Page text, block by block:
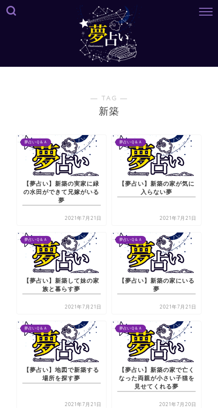
― TAG ―
新築
夢占いＱ＆Ａ
【夢占い】新築の実家に緑
の水田ができて兄嫁がいる
夢
2021年7月21日
夢占いＱ＆Ａ
【夢占い】新築の家が気に
入らない夢
2021年7月21日
夢占いＱ＆Ａ
【夢占い】新築して妹の家
族と暮らす夢
2021年7月21日
夢占いＱ＆Ａ
【夢占い】新築の家にいる
夢
2021年7月21日
夢占いＱ＆Ａ
【夢占い】地図で新築する
場所を探す夢
2021年7月21日
夢占いＱ＆Ａ
【夢占い】新築の家で亡く
なった両親が小さい子猫を
見せてくれる夢
2021年7月20日